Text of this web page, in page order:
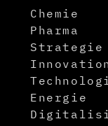
Chemie
Pharma
Strategie
Energie